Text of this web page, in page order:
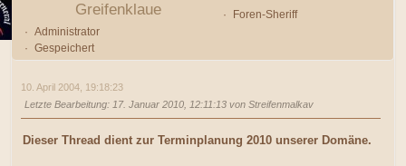
Greifenklaue
Foren-Sheriff
Administrator
Gespeichert
10. April 2004, 19:18:23
Letzte Bearbeitung: 17. Januar 2010, 12:11:13 von Streifenmalkav
Dieser Thread dient zur Terminplanung 2010 unserer Domäne.